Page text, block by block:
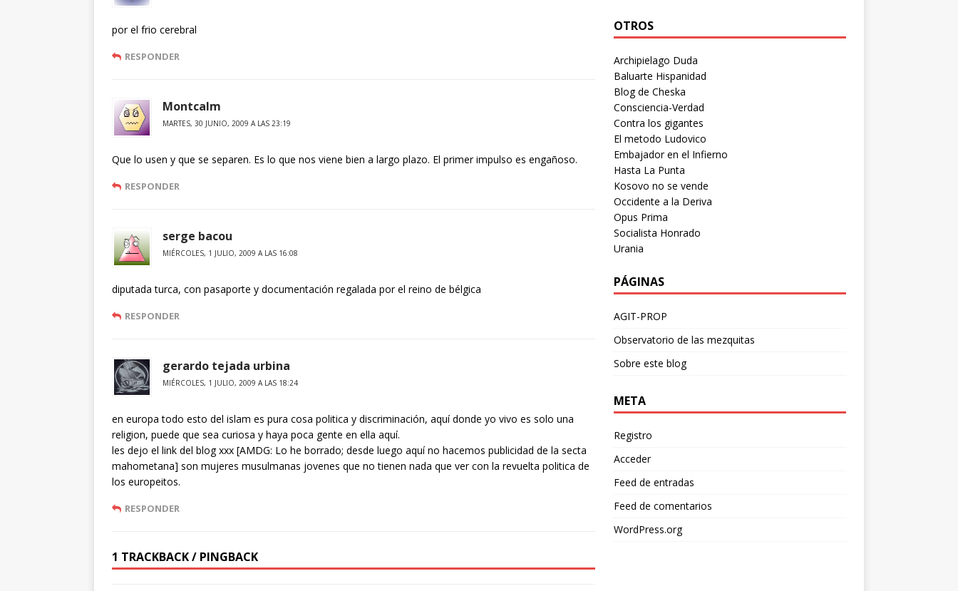
por el frio cerebral
RESPONDER
Montcalm
MARTES, 30 JUNIO, 2009 A LAS 23:19
Que lo usen y que se separen. Es lo que nos viene bien a largo plazo. El primer impulso es engañoso.
RESPONDER
serge bacou
MIÉRCOLES, 1 JULIO, 2009 A LAS 16:08
diputada turca, con pasaporte y documentación regalada por el reino de bélgica
RESPONDER
gerardo tejada urbina
MIÉRCOLES, 1 JULIO, 2009 A LAS 18:24
en europa todo esto del islam es pura cosa politica y discriminación, aquí donde yo vivo es solo una
religion, puede que sea curiosa y haya poca gente en ella aquí.
les dejo el link del blog xxx [AMDG: Lo he borrado; desde luego aquí no hacemos publicidad de la secta
mahometana] son mujeres musulmanas jovenes que no tienen nada que ver con la revuelta politica de
los europeitos.
RESPONDER
1 TRACKBACK / PINGBACK
OTROS
Archipielago Duda
Baluarte Hispanidad
Blog de Cheska
Consciencia-Verdad
Contra los gigantes
El metodo Ludovico
Embajador en el Infierno
Hasta La Punta
Kosovo no se vende
Occidente a la Deriva
Opus Prima
Socialista Honrado
Urania
PÁGINAS
AGIT-PROP
Observatorio de las mezquitas
Sobre este blog
META
Registro
Acceder
Feed de entradas
Feed de comentarios
WordPress.org